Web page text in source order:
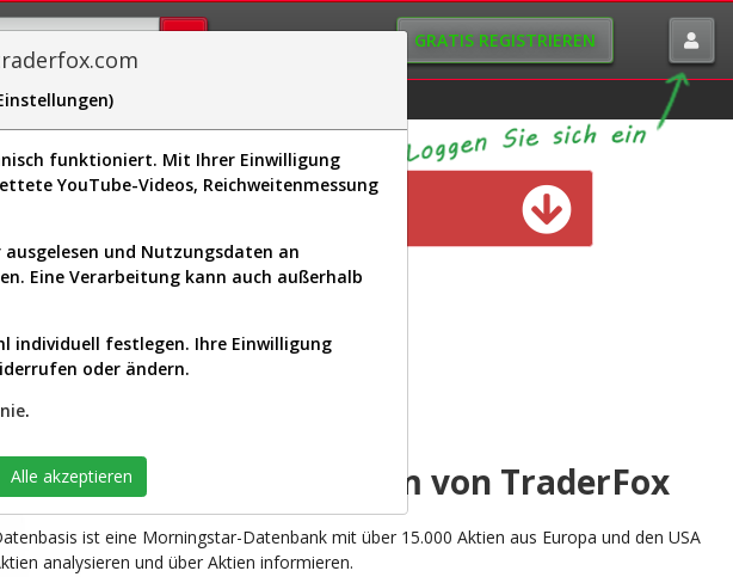
GRATIS REGISTRIEREN
Visualizations
Kunden verfügbar
TERMINAL
Aktienanalyse-Plattform von TraderFox
ist eine Morningstar-Datenbank mit über 15.000 Aktien aus Europa und den USA
analysieren und über Aktien informieren.
funktioniert. Mit Ihrer Einwilligung
YouTube-Videos, Reichweitenmessung
und Nutzungsdaten an
Eine Verarbeitung kann auch außerhalb
individuell festlegen. Ihre Einwilligung
oder ändern.
.
Alle akzeptieren